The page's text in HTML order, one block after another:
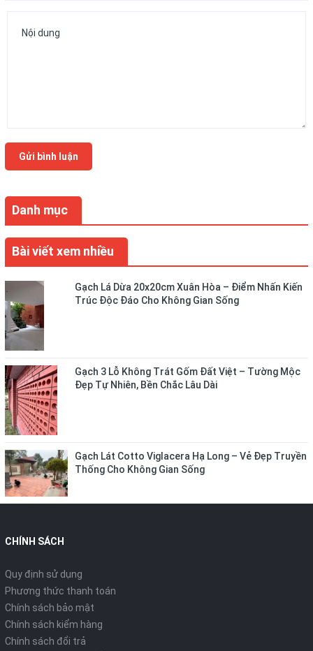
Danh mục
Bài viết xem nhiều
Gạch Lá Dừa 20x20cm Xuân Hòa – Điểm Nhấn Kiến
Trúc Độc Đáo Cho Không Gian Sống
Gạch 3 Lỗ Không Trát Gốm Đất Việt – Tường Mộc
Đẹp Tự Nhiên, Bền Chắc Lâu Dài
Gạch Lát Cotto Viglacera Hạ Long – Vẻ Đẹp Truyền
Thống Cho Không Gian Sống
Gửi bình luận
CHÍNH SÁCH
Quy định sử dụng
Phương thức thanh toán
Chính sách bảo mật
Chính sách kiểm hàng
Chính sách đổi trả